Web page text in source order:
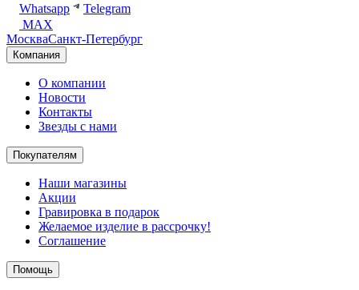
Whatsapp
Telegram
MAX
МоскваСанкт-Петербург
Компания
О компании
Новости
Контакты
Звезды с нами
Покупателям
Наши магазины
Акции
Гравировка в подарок
Желаемое изделие в рассрочку!
Соглашение
Помощь